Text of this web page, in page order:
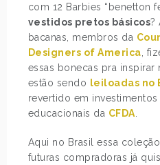
com 12 Barbies “benetton
vestidos pretos básicos?
bacanas, membros da
Designers of America ,
essas bonecas pra inspirar
estão sendo leiloadas no
revertido em
educacionais da CFDA
Aqui no Brasil essa
futuras compradoras já